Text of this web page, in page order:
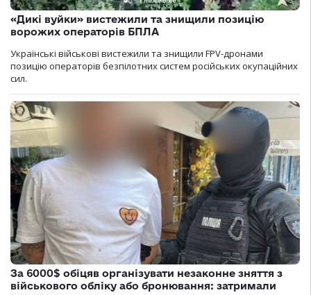
«Дикі вуйки» вистежили та знищили позицію
ворожих операторів БПЛА
Українські військові вистежили та знищили FPV-дронами
позицію операторів безпілотних систем російських окупаційних
сил.
За 6000$ обіцяв організувати незаконне зняття з
військового обліку або бронювання: затримали